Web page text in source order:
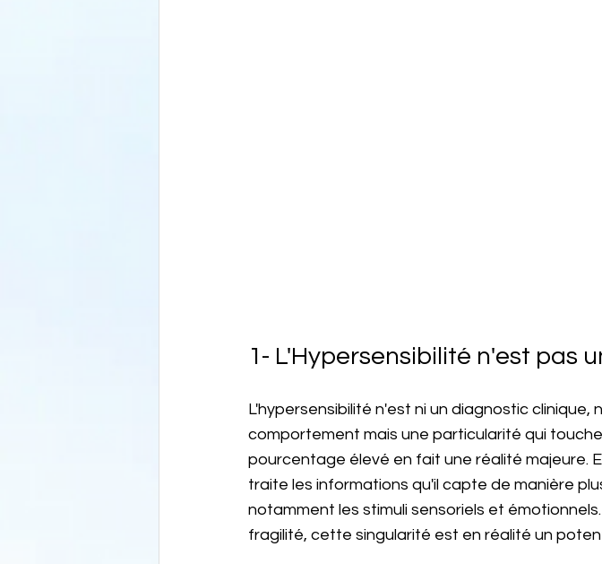
1- L'Hypersensibilité n'est pas
L'hypersensibilité n'est ni un diagnostic
comportement mais une particularité qui
pourcentage élevé en fait une réalité majeure.
traite les informations qu'il capte de manière
notamment les stimuli sensoriels et
fragilité, cette singularité est en réalité un